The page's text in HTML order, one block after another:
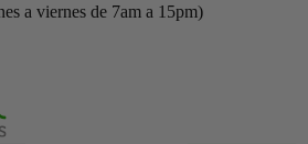
a viernes de 7am a 15pm)